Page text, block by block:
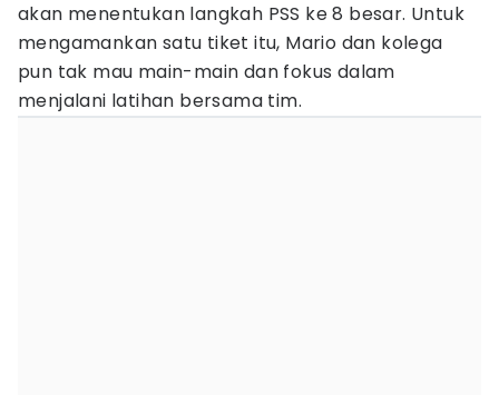
akan menentukan langkah PSS ke 8 besar. Untuk
mengamankan satu tiket itu, Mario dan kolega
pun tak mau main-main dan fokus dalam
menjalani latihan bersama tim.